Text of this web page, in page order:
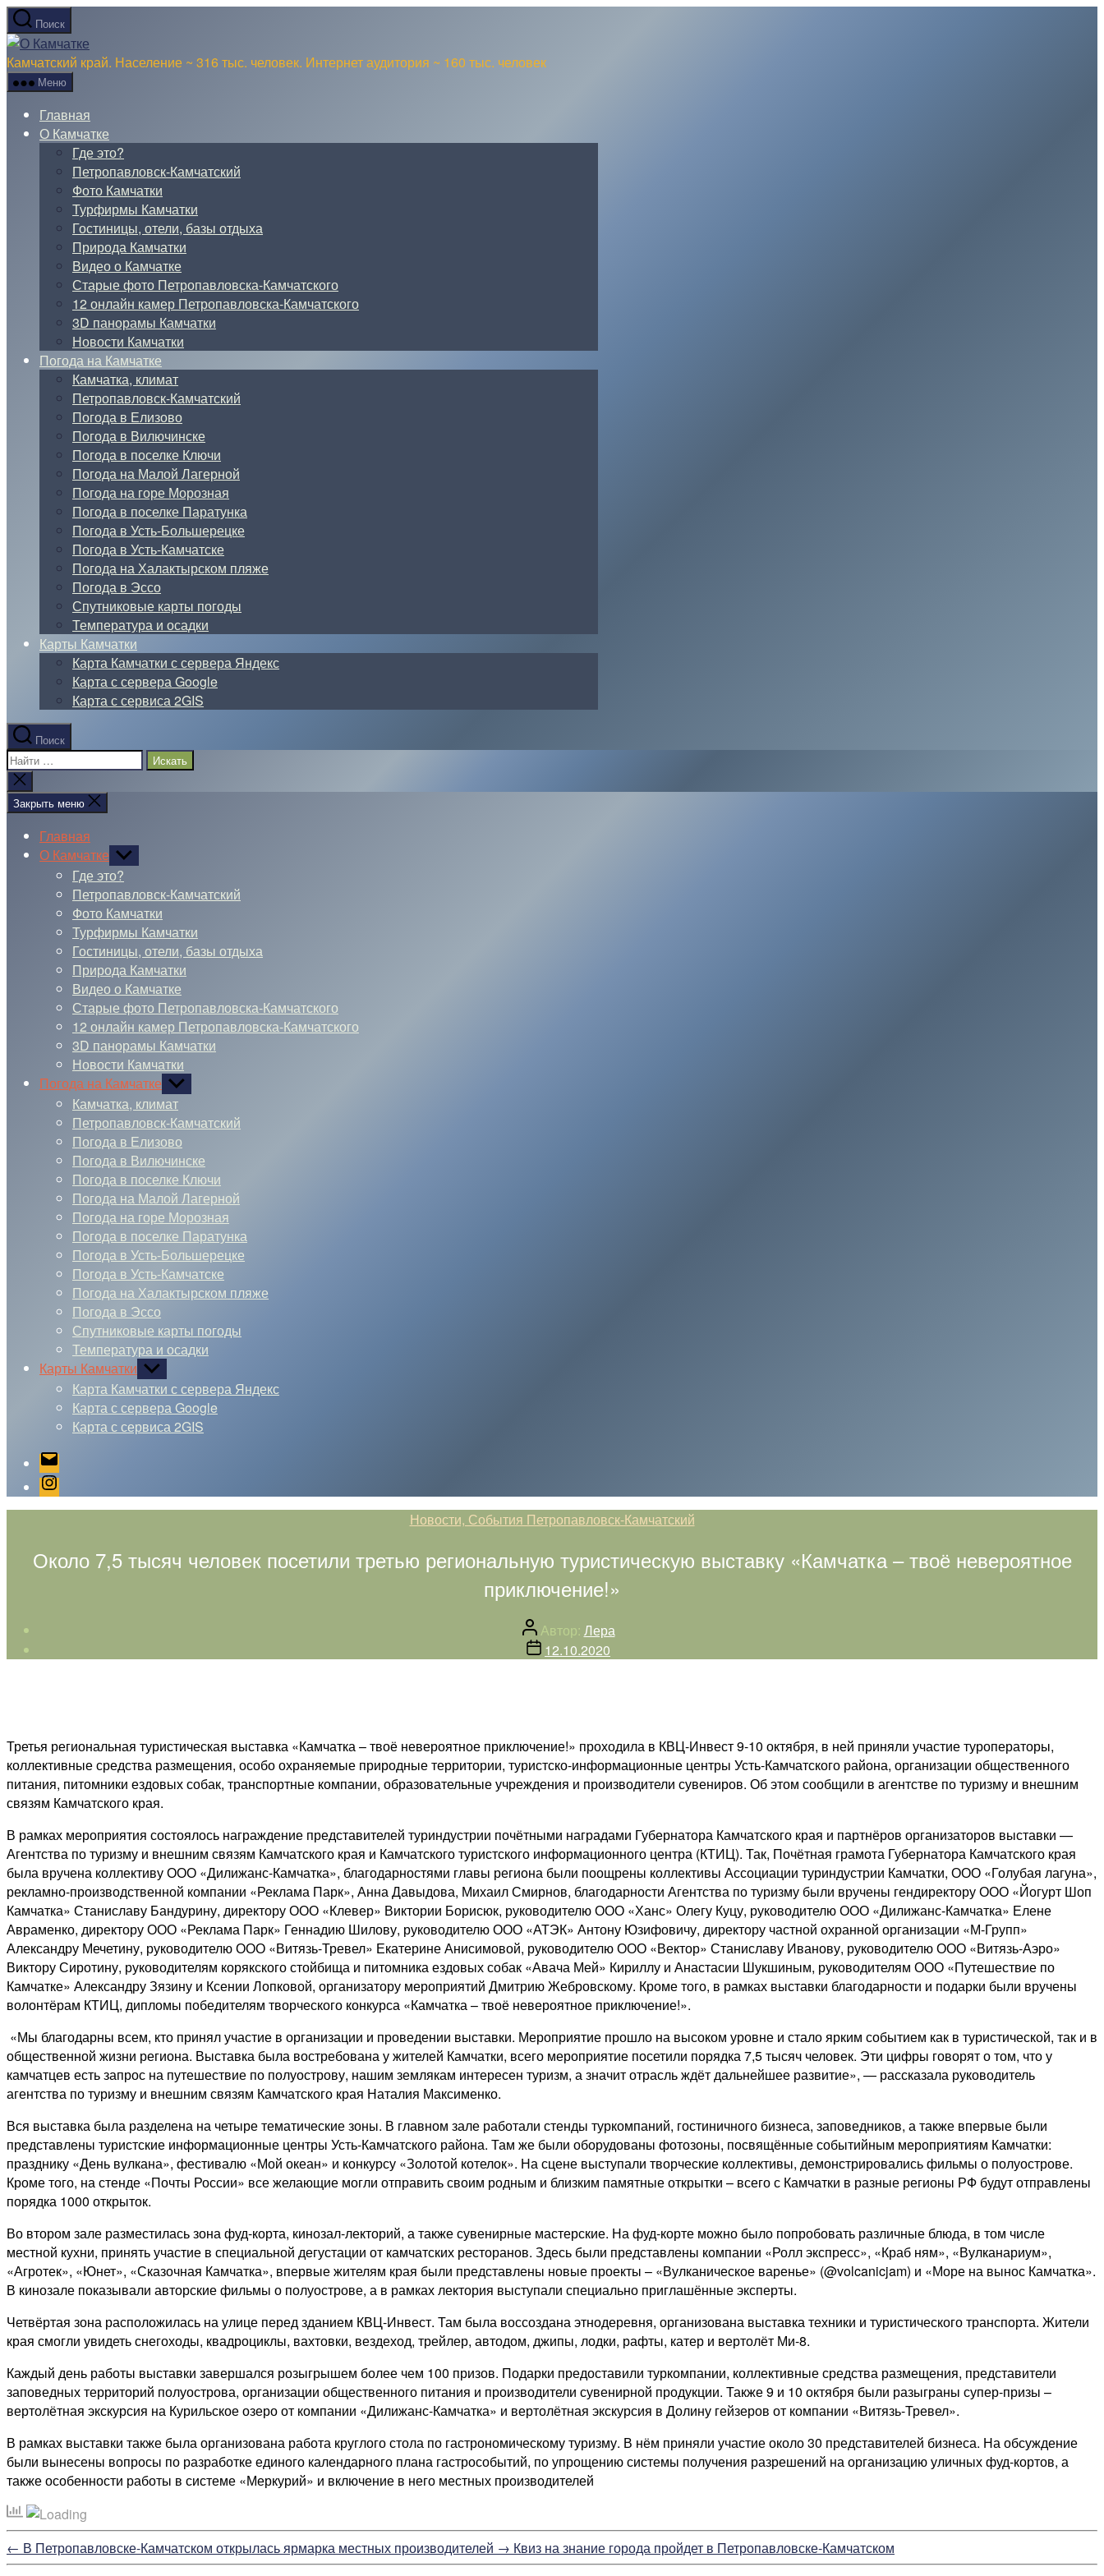
Перейти
к
содержимому
Поиск
Камчатке
Камчатский край. Население ~ 316 тыс. человек. Интернет аудитория ~ 160 тыс. человек
Меню
Главная
О Камчатке
Где это?
Петропавловск-Камчатский
Фото Камчатки
Турфирмы Камчатки
Гостиницы, отели, базы отдыха
Природа Камчатки
Видео о Камчатке
Старые фото Петропавловска-Камчатского
12 онлайн камер Петропавловска-Камчатского
3D панорамы Камчатки
Новости Камчатки
Погода на Камчатке
Камчатка, климат
Петропавловск-Камчатский
Погода в Елизово
Погода в Вилючинске
Погода в поселке Ключи
Погода на Малой Лагерной
Погода на горе Морозная
Погода в поселке Паратунка
Погода в Усть-Большерецке
Погода в Усть-Камчатске
Погода на Халактырском пляже
Погода в Эссо
Спутниковые карты погоды
Температура и осадки
Карты Камчатки
Карта Камчатки с сервера Яндекс
Карта с сервера Google
Карта с сервиса 2GIS
Поиск
Поиск:
Закрыть
поиск
Закрыть меню
Главная
О Камчатке Показывать
подменю
Где это?
Петропавловск-Камчатский
Фото Камчатки
Турфирмы Камчатки
Гостиницы, отели, базы отдыха
Природа Камчатки
Видео о Камчатке
Старые фото Петропавловска-Камчатского
12 онлайн камер Петропавловска-Камчатского
3D панорамы Камчатки
Новости Камчатки
Погода на Камчатке Показывать
подменю
Камчатка, климат
Петропавловск-Камчатский
Погода в Елизово
Погода в Вилючинске
Погода в поселке Ключи
Погода на Малой Лагерной
Погода на горе Морозная
Погода в поселке Паратунка
Погода в Усть-Большерецке
Погода в Усть-Камчатске
Погода на Халактырском пляже
Погода в Эссо
Спутниковые карты погоды
Температура и осадки
Карты Камчатки Показывать
подменю
Карта Камчатки с сервера Яндекс
Карта с сервера Google
Карта с сервиса 2GIS
Email
Instagram
Рубрики
Новости, События Петропавловск-Камчатский
Около 7,5 тысяч человек посетили третью региональную туристическую выставку «Камчатка – твоё невероятное
приключение!»
Автор
записи
Автор: Лера
Дата12.10.2020
Третья региональная туристическая выставка «Камчатка – твоё невероятное приключение!» проходила в КВЦ-Инвест 9-10 октября, в ней приняли участие туроператоры,
коллективные средства размещения, особо охраняемые природные территории, туристско-информационные центры Усть-Камчатского района, организации общественного
питания, питомники ездовых собак, транспортные компании, образовательные учреждения и производители сувениров. Об этом сообщили в агентстве по туризму и внешним
связям Камчатского края.
В рамках мероприятия состоялось награждение представителей туриндустрии почётными наградами Губернатора Камчатского края и партнёров организаторов выставки —
Агентства по туризму и внешним связям Камчатского края и Камчатского туристского информационного центра (КТИЦ). Так, Почётная грамота Губернатора Камчатского края
была вручена коллективу ООО «Дилижанс-Камчатка», благодарностями главы региона были поощрены коллективы Ассоциации туриндустрии Камчатки, ООО «Голубая лагуна»,
рекламно-производственной компании «Реклама Парк», Анна Давыдова, Михаил Смирнов, благодарности Агентства по туризму были вручены гендиректору ООО «Йогурт Шоп
Камчатка» Станиславу Бандурину, директору ООО «Клевер» Виктории Борисюк, руководителю ООО «Ханс» Олегу Куцу, руководителю ООО «Дилижанс-Камчатка» Елене
Авраменко, директору ООО «Реклама Парк» Геннадию Шилову, руководителю ООО «АТЭК» Антону Юзифовичу, директору частной охранной организации «М-Групп»
Александру Мечетину, руководителю ООО «Витязь-Тревел» Екатерине Анисимовой, руководителю ООО «Вектор» Станиславу Иванову, руководителю ООО «Витязь-Аэро»
Виктору Сиротину, руководителям корякского стойбища и питомника ездовых собак «Авача Мей» Кириллу и Анастасии Шукшиным, руководителям ООО «Путешествие по
Камчатке» Александру Зязину и Ксении Лопковой, организатору мероприятий Дмитрию Жебровскому. Кроме того, в рамках выставки благодарности и подарки были вручены
волонтёрам КТИЦ, дипломы победителям творческого конкурса «Камчатка – твоё невероятное приключение!».
«Мы благодарны всем, кто принял участие в организации и проведении выставки. Мероприятие прошло на высоком уровне и стало ярким событием как в туристической, так и в
общественной жизни региона. Выставка была востребована у жителей Камчатки, всего мероприятие посетили порядка 7,5 тысяч человек. Эти цифры говорят о том, что у
камчатцев есть запрос на путешествие по полуострову, нашим землякам интересен туризм, а значит отрасль ждёт дальнейшее развитие», — рассказала руководитель
агентства по туризму и внешним связям Камчатского края Наталия Максименко.
Вся выставка была разделена на четыре тематические зоны. В главном зале работали стенды туркомпаний, гостиничного бизнеса, заповедников, а также впервые были
представлены туристские информационные центры Усть-Камчатского района. Там же были оборудованы фотозоны, посвящённые событийным мероприятиям Камчатки:
празднику «День вулкана», фестивалю «Мой океан» и конкурсу «Золотой котелок». На сцене выступали творческие коллективы, демонстрировались фильмы о полуострове.
Кроме того, на стенде «Почты России» все желающие могли отправить своим родным и близким памятные открытки – всего с Камчатки в разные регионы РФ будут отправлены
порядка 1000 открыток.
Во втором зале разместилась зона фуд-корта, кинозал-лекторий, а также сувенирные мастерские. На фуд-корте можно было попробовать различные блюда, в том числе
местной кухни, принять участие в специальной дегустации от камчатских ресторанов. Здесь были представлены компании «Ролл экспресс», «Краб ням», «Вулканариум»,
«Агротек», «Юнет», «Сказочная Камчатка», впервые жителям края были представлены новые проекты – «Вулканическое варенье» (@volcanicjam) и «Море на вынос Камчатка».
В кинозале показывали авторские фильмы о полуострове, а в рамках лектория выступали специально приглашённые эксперты.
Четвёртая зона расположилась на улице перед зданием КВЦ-Инвест. Там была воссоздана этнодеревня, организована выставка техники и туристического транспорта. Жители
края смогли увидеть снегоходы, квадроциклы, вахтовки, вездеход, трейлер, автодом, джипы, лодки, рафты, катер и вертолёт Ми-8.
Каждый день работы выставки завершался розыгрышем более чем 100 призов. Подарки предоставили туркомпании, коллективные средства размещения, представители
заповедных территорий полуострова, организации общественного питания и производители сувенирной продукции. Также 9 и 10 октября были разыграны супер-призы –
вертолётная экскурсия на Курильское озеро от компании «Дилижанс-Камчатка» и вертолётная экскурсия в Долину гейзеров от компании «Витязь-Тревел».
В рамках выставки также была организована работа круглого стола по гастрономическому туризму. В нём приняли участие около 30 представителей бизнеса. На обсуждение
были вынесены вопросы по разработке единого календарного плана гастрособытий, по упрощению системы получения разрешений на организацию уличных фуд-кортов, а
также особенности работы в системе «Меркурий» и включение в него местных производителей
← В Петропавловске-Камчатском открылась ярмарка местных производителей → Квиз на знание города пройдет в Петропавловске-Камчатском